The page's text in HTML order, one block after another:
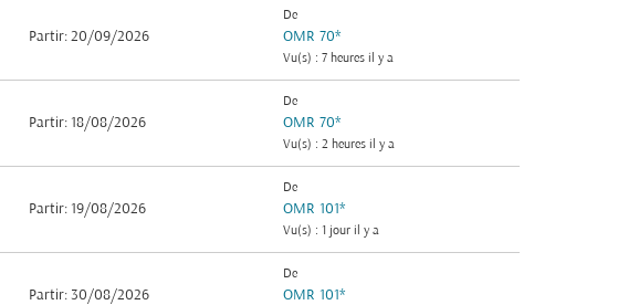
Partir: 20/09/2026
De
OMR 70*
Vu(s) : 7 heures il y a
Partir: 18/08/2026
De
OMR 70*
Vu(s) : 2 heures il y a
Partir: 19/08/2026
De
OMR 101*
Vu(s) : 1 jour il y a
Partir: 30/08/2026
De
OMR 101*